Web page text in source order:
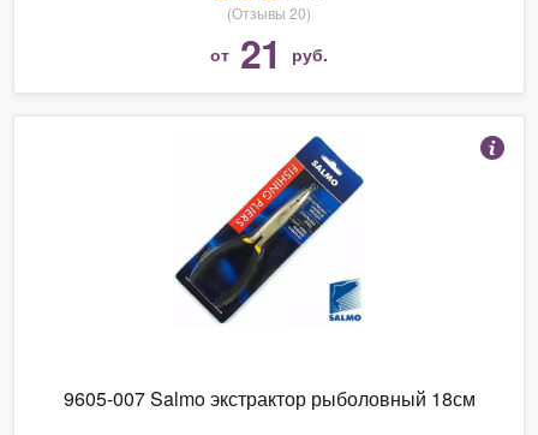
(Отзывы 20)
от 21 руб.
9605-007 Salmo экстрактор рыболовный 18см